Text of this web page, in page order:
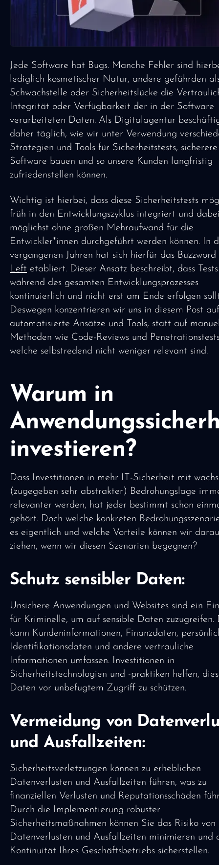
Jede Software hat Bugs. Manche Fehler sind
lediglich kosmetischer Natur, andere gefährden
Schwachstelle oder Sicherheitslücke die
Integrität oder Verfügbarkeit der in der Software
verarbeiteten Daten. Als Digitalagentur
daher täglich, wie wir unter Verwendung
Strategien und Tools für Sicherheitstests, sicherere
Software bauen und so unsere Kunden langfristig
zufriedenstellen können.
Wichtig ist hierbei, dass diese Sicherheitstests
früh in den Entwicklungszyklus integriert und
möglichst ohne großen Mehraufwand für die
Entwickler*innen durchgeführt werden können. In
vergangenen Jahren hat sich hierfür das Buzzword
Left etabliert. Dieser Ansatz beschreibt, dass Tests
während des gesamten Entwicklungsprozesses
kontinuierlich und nicht erst am Ende erfolgen
Deswegen konzentrieren wir uns in diesem Post auf
automatisierte Ansätze und Tools, statt auf
Methoden wie Code-Reviews und
welche selbstredend nicht weniger relevant sind.
Warum in
investieren?
Dass Investitionen in mehr IT-Sicherheit mit
(zugegeben sehr abstrakter) Bedrohungslage
relevanter werden, hat jeder bestimmt schon
gehört. Doch welche konkreten
es eigentlich und welche Vorteile können wir
ziehen, wenn wir diesen Szenarien begegnen?
Schutz sensibler Daten:
Unsichere Anwendungen und Websites sind ein
für Kriminelle, um auf sensible Daten zuzugreifen.
kann Kundeninformationen, Finanzdaten,
Identifikationsdaten und andere vertrauliche
Informationen umfassen. Investitionen in
Sicherheitstechnologien und -praktiken helfen,
Daten vor unbefugtem Zugriff zu schützen.
Vermeidung von
und Ausfallzeiten:
Sicherheitsverletzungen können zu erheblichen
Datenverlusten und Ausfallzeiten führen, was zu
finanziellen Verlusten und Reputationsschäden
Durch die Implementierung robuster
Sicherheitsmaßnahmen können Sie das Risiko von
Datenverlusten und Ausfallzeiten minimieren und
Kontinuität Ihres Geschäftsbetriebs sicherstellen.